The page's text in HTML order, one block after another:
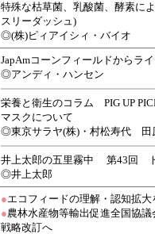
特殊な枯草菌、乳酸菌、酵素に
スリーダッシュ)
◎(株)ピィアイシィ・バイオ
JapAmコーンフィールドからラ
◎アンディ・ハンセン
栄養と衛生のコラム PIG UP
マスクについて
◎東京サラヤ(株)・村松寿代 田
井上太郎の五里霧中 第43回
◎井上太郎
●エコフィードの理解・認知拡
●農林水産物等輸出促進全国協
戦略改訂へ